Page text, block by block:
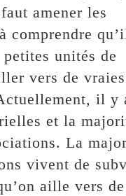
amener les
comprendre
unités de
vers de vraies
il y
et la
La
vivent de
aille vers